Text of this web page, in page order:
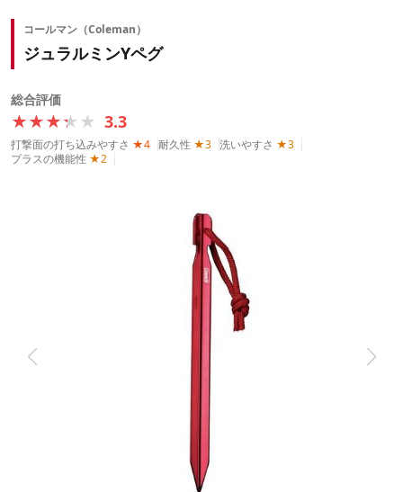
コールマン（Coleman）
ジュラルミンYペグ
総合評価
★★★★★
★★★★★ 3.3
打撃面の打ち込みやすさ ★4 耐久性 ★3 洗いやすさ ★3
プラスの機能性 ★2